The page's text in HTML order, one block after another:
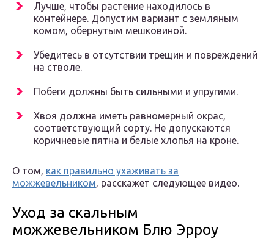
Лучше, чтобы растение находилось в
контейнере. Допустим вариант с земляным
комом, обернутым мешковиной.
Убедитесь в отсутствии трещин и повреждений
на стволе.
Побеги должны быть сильными и упругими.
Хвоя должна иметь равномерный окрас,
соответствующий сорту. Не допускаются
коричневые пятна и белые хлопья на кроне.
О том, как правильно ухаживать за
можжевельником, расскажет следующее видео.
Уход за скальным
можжевельником Блю Эрроу